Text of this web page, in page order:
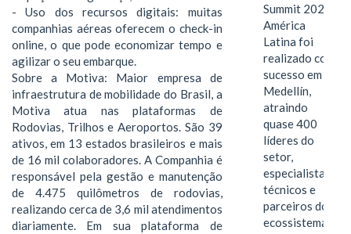
- Uso dos recursos digitais: muitas
companhias aéreas oferecem o check-in
online, o que pode economizar tempo e
agilizar o seu embarque.
Sobre a Motiva: Maior empresa de
infraestrutura de mobilidade do Brasil, a
Motiva atua nas plataformas de
Rodovias, Trilhos e Aeroportos. São 39
ativos, em 13 estados brasileiros e mais
de 16 mil colaboradores. A Companhia é
responsável pela gestão e manutenção
de 4.475 quilômetros de rodovias,
realizando cerca de 3,6 mil atendimentos
diariamente. Em sua plataforma de
Summit 2026
América
Latina foi
realizado com
sucesso em
Medellín,
atraindo
quase 400
líderes do
setor,
especialistas
técnicos e
parceiros do
ecossistema.…